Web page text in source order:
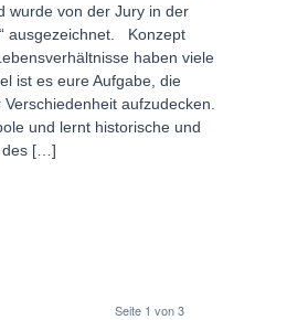
wurde von der Jury in der
ausgezeichnet. Konzept
haben viele
ist es eure Aufgabe, die
aufzudecken.
und lernt historische und
des […]
Seite 1 von 3